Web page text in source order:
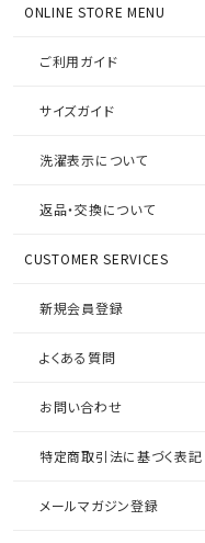
ONLINE STORE MENU
ご利用ガイド
サイズガイド
洗濯表示について
返品・交換について
CUSTOMER SERVICES
新規会員登録
よくある質問
お問い合わせ
特定商取引法に基づく表記
メールマガジン登録